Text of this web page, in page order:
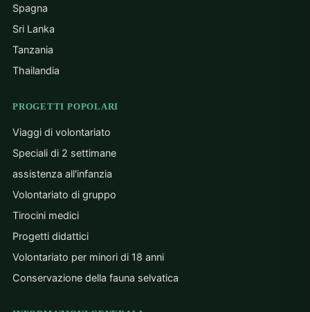
Spagna
Sri Lanka
Tanzania
Thailandia
PROGETTI POPOLARI
Viaggi di volontariato
Speciali di 2 settimane
assistenza all'infanzia
Volontariato di gruppo
Tirocini medici
Progetti didattici
Volontariato per minori di 18 anni
Conservazione della fauna selvatica